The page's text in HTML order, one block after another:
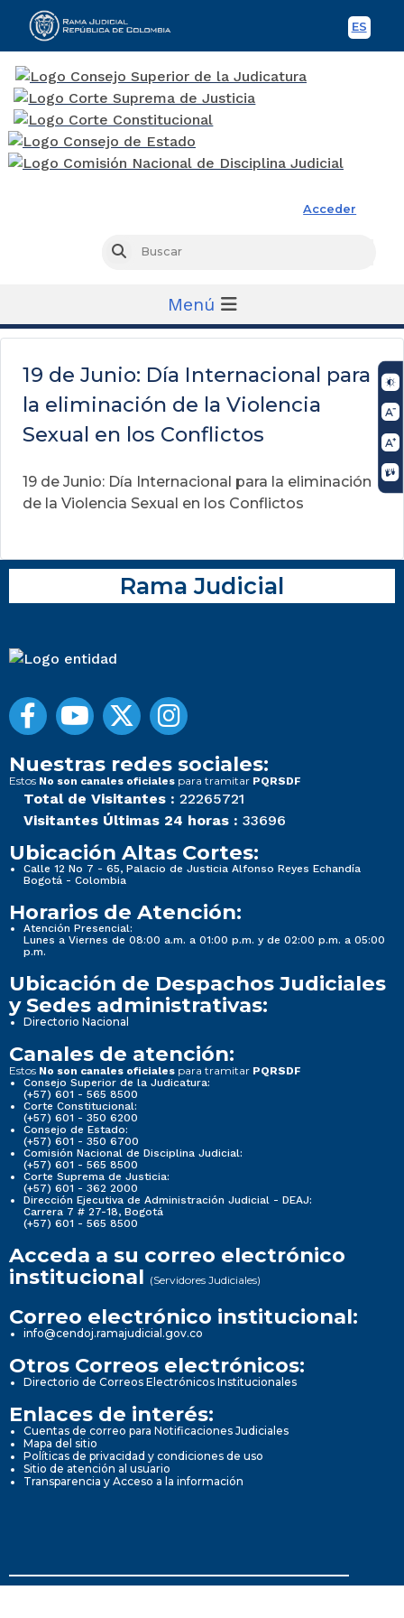
ES
Acceder
Buscar
Menú
19 de Junio: Día Internacional para
la eliminación de la Violencia
Sexual en los Conflictos
19 de Junio: Día Internacional para la eliminación
de la Violencia Sexual en los Conflictos
Rama Judicial
Nuestras redes sociales:
Estos No son canales oficiales para tramitar PQRSDF
Total de Visitantes : 22265721
Visitantes Últimas 24 horas : 33696
Ubicación Altas Cortes:
Calle 12 No 7 - 65, Palacio de Justicia Alfonso Reyes Echandía
Bogotá - Colombia
Horarios de Atención:
Atención Presencial:
Lunes a Viernes de 08:00 a.m. a 01:00 p.m. y de 02:00 p.m. a 05:00
p.m.
Ubicación de Despachos Judiciales
y Sedes administrativas:
Directorio Nacional
Canales de atención:
Estos No son canales oficiales para tramitar PQRSDF
Consejo Superior de la Judicatura:
(+57) 601 - 565 8500
Corte Constitucional:
(+57) 601 - 350 6200
Consejo de Estado:
(+57) 601 - 350 6700
Comisión Nacional de Disciplina Judicial:
(+57) 601 - 565 8500
Corte Suprema de Justicia:
(+57) 601 - 362 2000
Dirección Ejecutiva de Administración Judicial - DEAJ:
Carrera 7 # 27-18, Bogotá
(+57) 601 - 565 8500
Acceda a su correo electrónico
institucional (Servidores Judiciales)
Correo electrónico institucional:
info@cendoj.ramajudicial.gov.co
Otros Correos electrónicos:
Directorio de Correos Electrónicos Institucionales
Enlaces de interés:
Cuentas de correo para Notificaciones Judiciales
Mapa del sitio
Políticas de privacidad y condiciones de uso
Sitio de atención al usuario
Transparencia y Acceso a la información